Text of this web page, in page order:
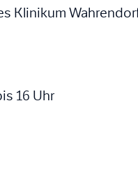
Klinikum
16 Uhr